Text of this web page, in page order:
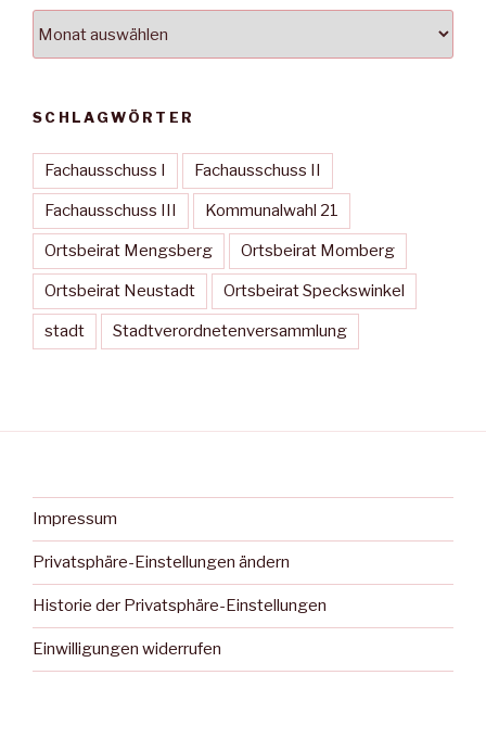
SCHLAGWÖRTER
Fachausschuss I Fachausschuss II
Fachausschuss III Kommunalwahl 21
Ortsbeirat Mengsberg Ortsbeirat Momberg
Ortsbeirat Neustadt Ortsbeirat Speckswinkel
stadt Stadtverordnetenversammlung
Impressum
Privatsphäre-Einstellungen ändern
Historie der Privatsphäre-Einstellungen
Einwilligungen widerrufen